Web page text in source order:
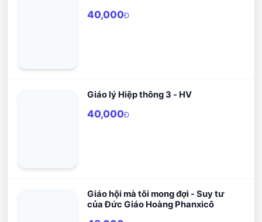
40,000Đ
Giáo lý Hiệp thông 3 - HV
40,000Đ
Giáo hội mà tôi mong đợi - Suy tư
của Đức Giáo Hoàng Phanxicô